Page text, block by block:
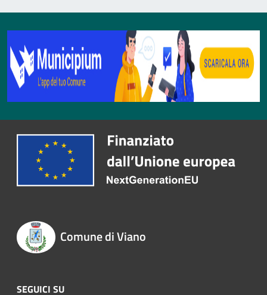
Comune di Viano
SEGUICI SU